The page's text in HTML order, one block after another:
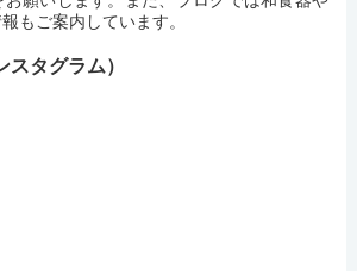
もご案内しています。
タグラム）